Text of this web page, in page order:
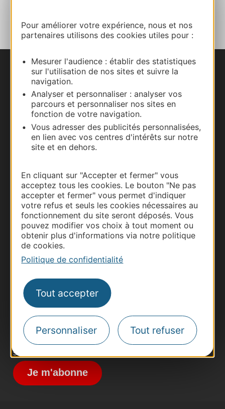
Pour améliorer votre expérience, nous et nos
partenaires utilisons des cookies utiles pour :
Mesurer l'audience : établir des statistiques
sur l'utilisation de nos sites et suivre la
navigation.
Analyser et personnaliser : analyser vos
parcours et personnaliser nos sites en
fonction de votre navigation.
Vous adresser des publicités personnalisées,
en lien avec vos centres d'intérêts sur notre
site et en dehors.
En cliquant sur "Accepter et fermer" vous
acceptez tous les cookies. Le bouton "Ne pas
accepter et fermer" vous permet d'indiquer
votre refus et seuls les cookies nécessaires au
fonctionnement du site seront déposés. Vous
pouvez modifier vos choix à tout moment ou
obtenir plus d'informations via notre politique
de cookies.
Politique de confidentialité
Tout accepter
Personnaliser Tout refuser
Nous contacter
Carte interactive
Documentation
Thermalisme
Business/Mice
Site presse et d'influence
Voyagistes
Destination Sport
Inscrivez-vous à la lettre d'information
Destination Occitanie pour recevoir des
suggestions de séjours, de visites et de sorties.
Je m'abonne